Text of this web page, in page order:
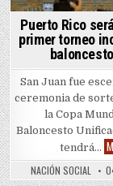
Puerto Rico
primer torneo
San Juan fue
ceremonia de
la Copa
Baloncesto
tendrá…
NACIÓN SOCIAL